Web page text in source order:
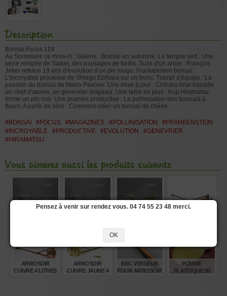
Description
Bonsaï Focus 119
Au Sommaire ce mois-ci : Galerie : Bonsaï en automne. Le temple vert : Une
serre remplie de Saikei, des paysages de forêts. Suivi d'un arbre : François
Jeker retrace 19 ans d'évolution d'un pin mugo. Frankenstein bonsaï :
L'incroyable prouesse de Shiego Ebihara sur un tronc. Travail d'équipe : La
passion du bonsaï de Mario Pavone. Une mise à jour : Chiharu Imai travaille
un chef-d'œuvre, un genévrier itoïgawa. Une taille en plus : Koji Hiramatsu
forme un pin noir. Une journée productive : La pollinisation des bonsaïs à
fleurs. A partir de zéro : Comment créer un bonsaï de chêne.
#BONSAI #FOCUS #MAGAZINES #POLLINISATION
#FRANKENSTEIN
#INCROYABLE
#PRODUCTIVE #EVOLUTION
#GENEVRIER
#HIRAMATSU
Vous aimerez aussi les produits suivants
245,00€ 210,00€ 210,00€ 265,00€
ARROSOIR
CUIVRE 4 LITRES
ARROSOIR
CUIVRE JAUNE 4
BEC VERSEUR
POUR ARROSOIR
POMME
PLASTIQUE 80
Pensez à venir sur rendez vous. 04 74 55 23 48 merci.
OK